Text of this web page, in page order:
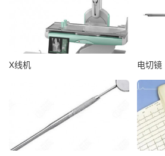
X线机 电切镜